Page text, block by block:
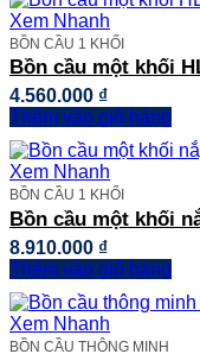
Xem Nhanh
BỒN CẦU 1 KHỐI
Bồn cầu một khối
4.560.000 ₫
Thêm vào giỏ hàng
Xem Nhanh
BỒN CẦU 1 KHỐI
Bồn cầu một khối
8.910.000 ₫
Thêm vào giỏ hàng
Xem Nhanh
BỒN CẦU THÔNG MINH